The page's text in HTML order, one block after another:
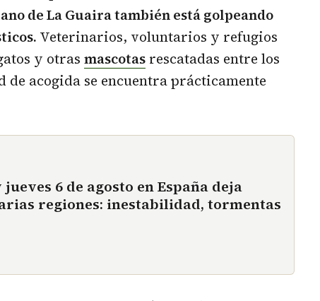
de La Guaira también está golpeando
Veterinarios, voluntarios y refugios
y otras mascotas rescatadas entre los
de acogida se encuentra prácticamente
6 de agosto en España deja
regiones: inestabilidad, tormentas